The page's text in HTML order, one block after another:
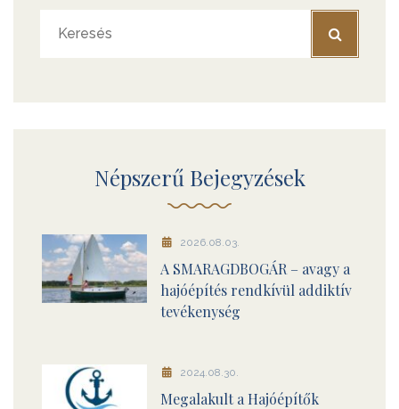
Népszerű Bejegyzések
2026.08.03.
A SMARAGDBOGÁR – avagy a
hajóépítés rendkívül addiktív
tevékenység
2024.08.30.
Megalakult a Hajóépítők